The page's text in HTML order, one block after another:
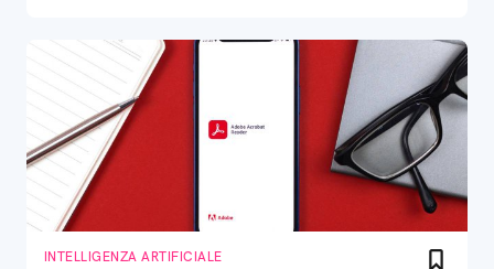
INTELLIGENZA ARTIFICIALE